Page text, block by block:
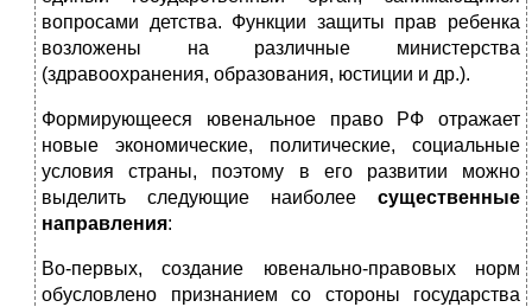
вопросами детства. Функции защиты прав ребенка
возложены на различные министерства
(здравоохранения, образования, юстиции и др.).
Формирующееся ювенальное право РФ отражает
новые экономические, политические, социальные
условия страны, поэтому в его развитии можно
выделить следующие наиболее существенные
направления:
Во-первых, создание ювенально-правовых норм
обусловлено признанием со стороны государства